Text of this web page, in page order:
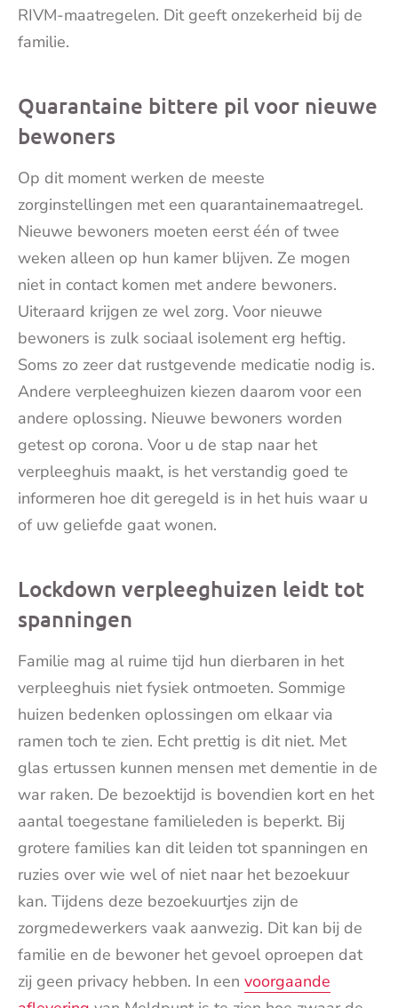
RIVM-maatregelen. Dit geeft onzekerheid bij de
familie.
Quarantaine bittere pil voor nieuwe
bewoners
Op dit moment werken de meeste
zorginstellingen met een quarantainemaatregel.
Nieuwe bewoners moeten eerst één of twee
weken alleen op hun kamer blijven. Ze mogen
niet in contact komen met andere bewoners.
Uiteraard krijgen ze wel zorg. Voor nieuwe
bewoners is zulk sociaal isolement erg heftig.
Soms zo zeer dat rustgevende medicatie nodig is.
Andere verpleeghuizen kiezen daarom voor een
andere oplossing. Nieuwe bewoners worden
getest op corona. Voor u de stap naar het
verpleeghuis maakt, is het verstandig goed te
informeren hoe dit geregeld is in het huis waar u
of uw geliefde gaat wonen.
Lockdown verpleeghuizen leidt tot
spanningen
Familie mag al ruime tijd hun dierbaren in het
verpleeghuis niet fysiek ontmoeten. Sommige
huizen bedenken oplossingen om elkaar via
ramen toch te zien. Echt prettig is dit niet. Met
glas ertussen kunnen mensen met dementie in de
war raken. De bezoektijd is bovendien kort en het
aantal toegestane familieleden is beperkt. Bij
grotere families kan dit leiden tot spanningen en
ruzies over wie wel of niet naar het bezoekuur
kan. Tijdens deze bezoekuurtjes zijn de
zorgmedewerkers vaak aanwezig. Dit kan bij de
familie en de bewoner het gevoel oproepen dat
zij geen privacy hebben. In een voorgaande